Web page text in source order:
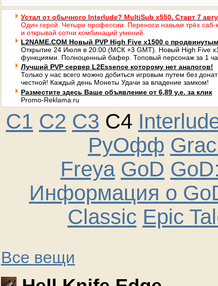
Устал от обычного Interlude? MultiSub x550. Старт 7
Один герой. Четыре профессии. Переноси навыки трёх саб-
и открывай сотни комбинаций умений.
L2NAME.COM Новый PVP High Five x1500 с
Открытие 24 Июля в 20:00 (МСК +3 GMT). Новый High Five
функциями. Полноценный бафер. Топовый персонаж за 1
Лучший PVP сервер L2Essence которому нет аналогов!
Только у нас всего можно добиться игровым путем без
честной! Каждый день Монеты Удачи за владение замком!
Разместите здесь Ваше объявление от 6,89 у.е. за клик
Promo-Reklama.ru
C1 C2 C3 C4
РуОфф
Freya GoD
Информация о
Classic Epic
Все вещи